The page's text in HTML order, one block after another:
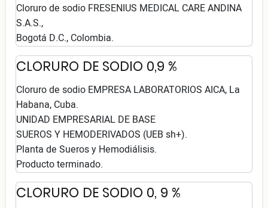
Cloruro de sodio FRESENIUS MEDICAL CARE ANDINA
S.A.S.,
Bogotá D.C., Colombia.
CLORURO DE SODIO 0,9 %
Cloruro de sodio EMPRESA LABORATORIOS AICA, La
Habana, Cuba.
UNIDAD EMPRESARIAL DE BASE
SUEROS Y HEMODERIVADOS (UEB sh+).
Planta de Sueros y Hemodiálisis.
Producto terminado.
CLORURO DE SODIO 0, 9 %